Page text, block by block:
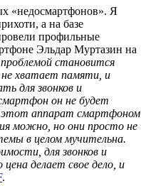
«недосмартфонов». Я
а на базе
профильные
Эльдар Муртазин на
становится
не хватает памяти, и
для звонков и
он не будет
этот аппарат смартфоном
можно, но они просто не
в целом мучительна.
для звонков и
делает свое дело, и
.